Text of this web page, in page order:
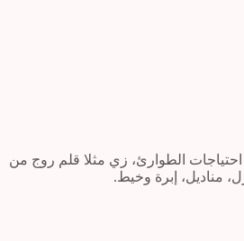
الطوارئ، زي مثلا قلم روج من
مناديل، إبرة وخيط.